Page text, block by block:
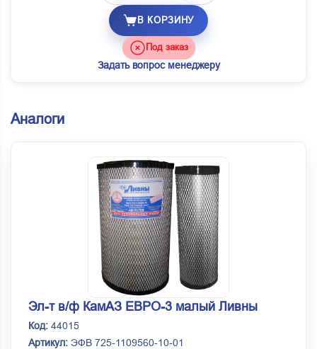
В КОРЗИНУ
Под заказ
Задать вопрос менеджеру
Аналоги
Эл-т в/ф КамАЗ ЕВРО-3 малый Ливны
Код: 44015
Артикул: ЭФВ 725-1109560-10-01